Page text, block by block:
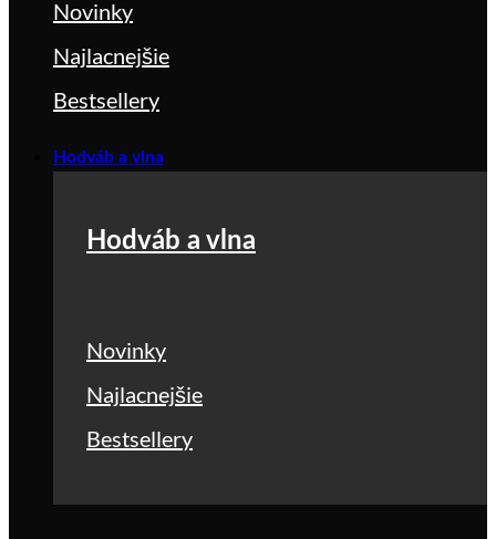
Novinky
Najlacnejšie
Bestsellery
Hodváb a vlna
Hodváb a vlna
Novinky
Najlacnejšie
Bestsellery